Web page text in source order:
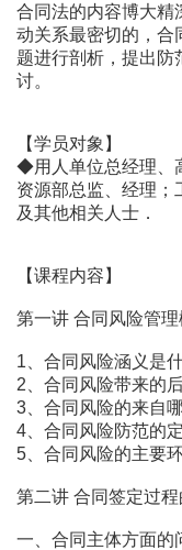
合同法的内容博大精
动关系最密切的，合
题进行剖析，提出防
讨。
【学员对象】
◆用人单位总经理、
资源部总监、经理；
及其他相关人士．
【课程内容】
第一讲 合同风险管理
1、合同风险涵义是
2、合同风险带来的
3、合同风险的来自
4、合同风险防范的
5、合同风险的主要
第二讲 合同签定过
一、合同主体方面的